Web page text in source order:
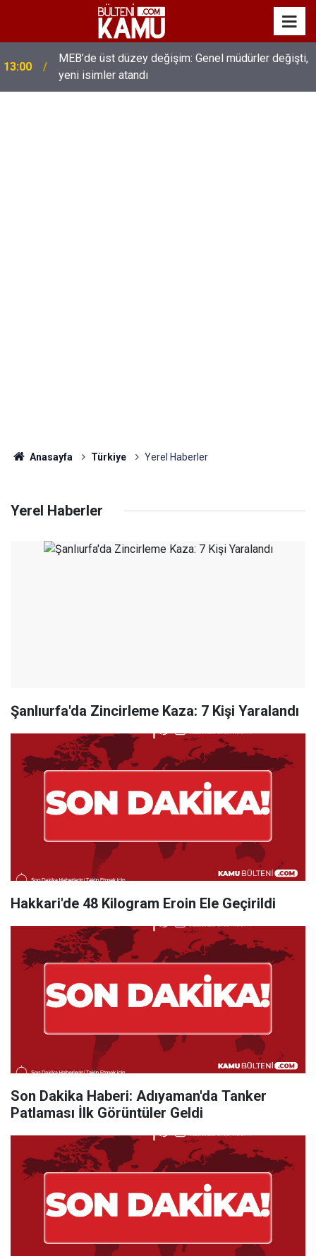
13:00
MEB’de üst düzey değişim: Genel müdürler değişti,
yeni isimler atandı
Anasayfa Türkiye Yerel Haberler
Yerel Haberler
Şanlıurfa'da Zincirleme Kaza: 7 Kişi Yaralandı
Hakkari'de 48 Kilogram Eroin Ele Geçirildi
Son Dakika Haberi: Adıyaman'da Tanker
Patlaması İlk Görüntüler Geldi